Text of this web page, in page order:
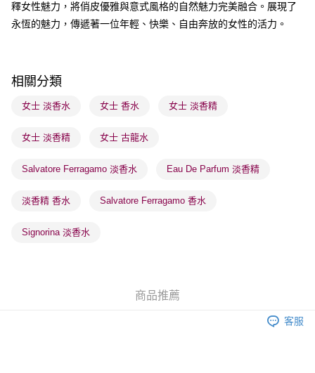
順豐自助櫃 - 確認發貨後1-3個工作天送達
每筆HK$65.00，滿HK$300.00或以上免運費
每筆HK$65.00，滿HK$300.00或以上免運費
確認發貨後1-3 工作天送達，訂單將隨機分配至SF順豐速運或京東
每筆HK$65.00，滿HK$300.00或以上免運費
(香港門市) 只顯示可選門市。確認發貨後2-5個工作天到店，3天內
每筆HK$20.00，滿HK$100.00或以上免運費
(澳門門市) 只顯示可選門市。確認發貨後2-5個工作天到店，3天內
釋女性魅力，將俏皮優雅與意式風格的自然魅力完美融合。展現了
永恆的魅力，傳遞著一位年輕、快樂、自由奔放的女性的活力。
相關分類
女士 淡香水 女士 香水 女士 淡香精
女士 淡香精 女士 古龍水
Salvatore Ferragamo 淡香水 Eau De Parfum 淡香精
淡香精 香水 Salvatore Ferragamo 香水
Signorina 淡香水
商品推薦
客服